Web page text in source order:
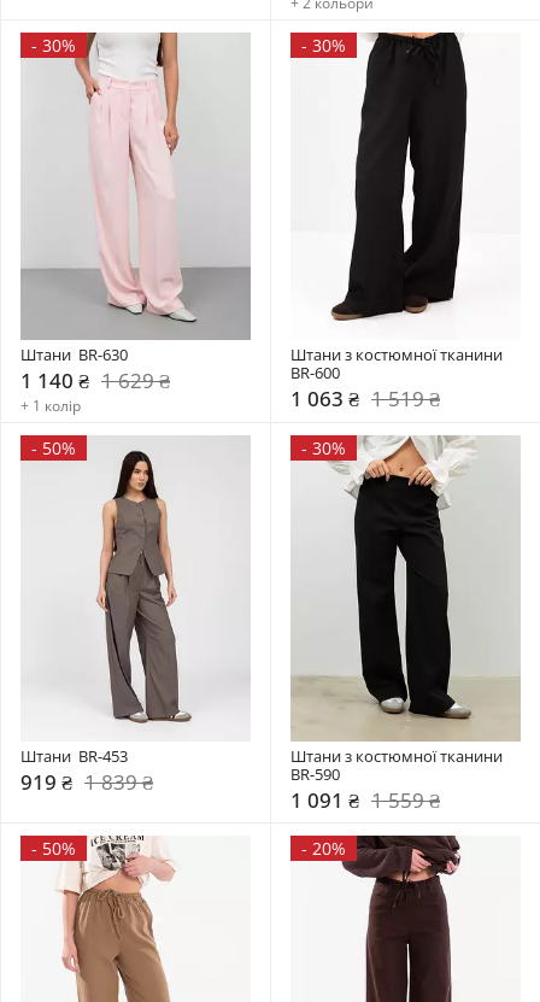
- 30%
Штани  BR-630
1 140 ₴ 1 629 ₴
+ 1 колір
- 30%
Штани з костюмної тканини
BR-600
1 063 ₴ 1 519 ₴
- 50%
Штани  BR-453
919 ₴ 1 839 ₴
- 30%
Штани з костюмної тканини
BR-590
1 091 ₴ 1 559 ₴
- 50% - 20%